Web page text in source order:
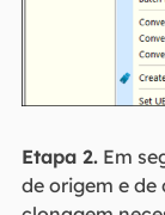
Etapa 2.Em
de origem e de